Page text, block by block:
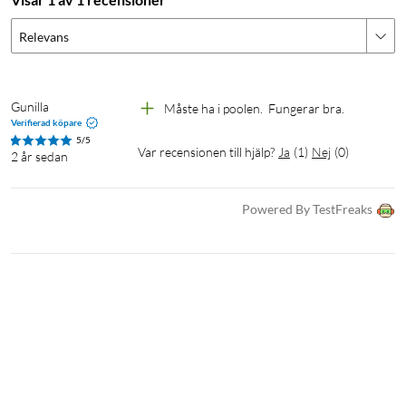
Relevans
Gunilla
Verifierad köpare
5/5
2 år sedan
Måste ha i poolen.  Fungerar bra.
Var recensionen till hjälp? Ja (1) Nej (0)
Powered By TestFreaks